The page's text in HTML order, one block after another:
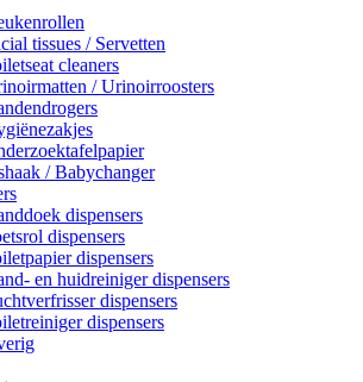
tissues / Servetten
cleaners
/ Urinoirroosters
/ Babychanger
dispensers
dispensers
dispensers
en huidreiniger dispensers
dispensers
dispensers